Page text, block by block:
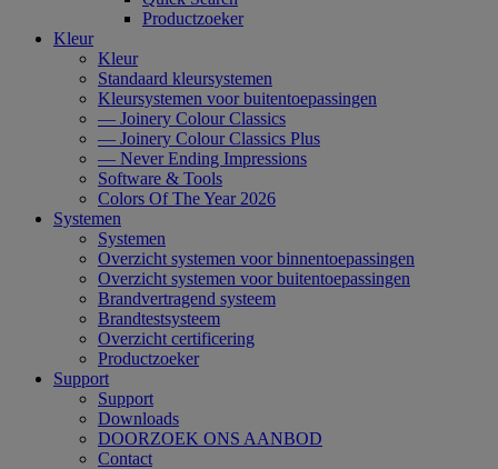
Productzoeker
Kleur
Kleur
Standaard kleursystemen
Kleursystemen voor buitentoepassingen
— Joinery Colour Classics
— Joinery Colour Classics Plus
— Never Ending Impressions
Software & Tools
Colors Of The Year 2026
Systemen
Systemen
Overzicht systemen voor binnentoepassingen
Overzicht systemen voor buitentoepassingen
Brandvertragend systeem
Brandtestsysteem
Overzicht certificering
Productzoeker
Support
Support
Downloads
DOORZOEK ONS AANBOD
Contact